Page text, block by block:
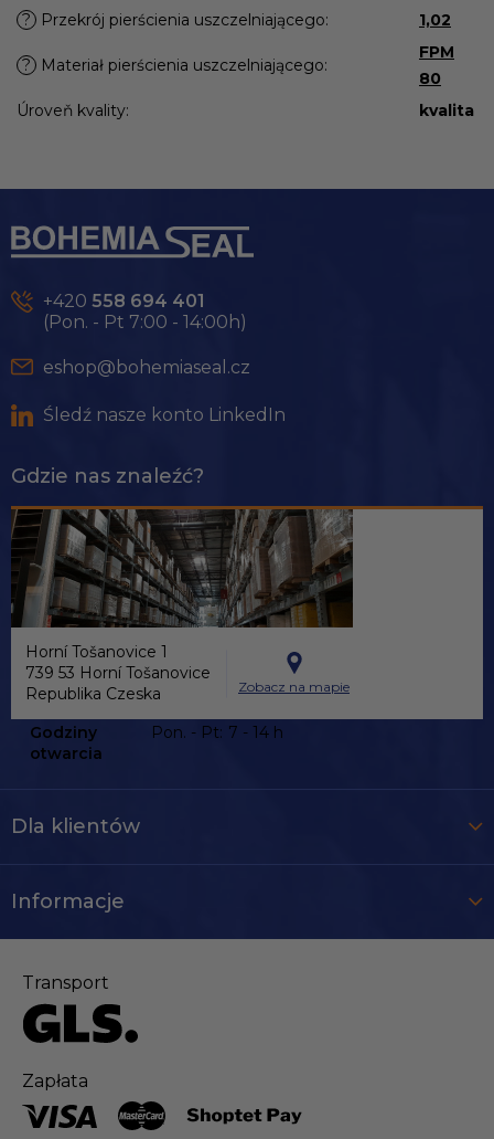
? Przekrój pierścienia uszczelniającego: 1,02
? Materiał pierścienia uszczelniającego:
FPM
80
Úroveň kvality: kvalita
o
k
+420 558 694 401
(Pon. - Pt 7:00 - 14:00h)
eshop@bohemiaseal.cz
Śledź nasze konto LinkedIn
Dla klientów
Informacje
Gdzie nas znaleźć?
Horní Tošanovice 1
739 53 Horní Tošanovice
Republika Czeska
Zobacz na mapie
Godziny
otwarcia
Pon. - Pt: 7 - 14 h
Transport
Zapłata